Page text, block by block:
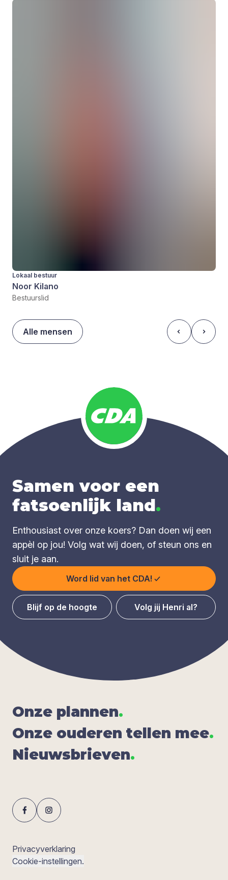
Lokaal bestuur
Noor Kilano
Bestuurslid
Alle mensen
Samen voor een
fatsoenlijk land.
Enthousiast over onze koers? Dan doen wij een
appèl op jou! Volg wat wij doen, of steun ons en
sluit je aan.
Word lid van het CDA!
Blijf op de hoogte Volg jij Henri al?
Onze plan­nen.
Onze oude­ren tel­len mee.
Nieuws­brie­ven.
Privacyverklaring
Cookie-instellingen.